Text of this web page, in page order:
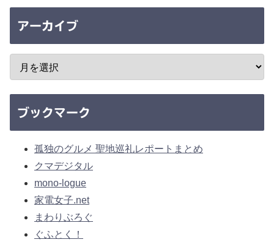
アーカイブ
ブックマーク
孤独のグルメ 聖地巡礼レポートまとめ
クマデジタル
mono-logue
家電女子.net
まわりぶろぐ
ぐふとく！